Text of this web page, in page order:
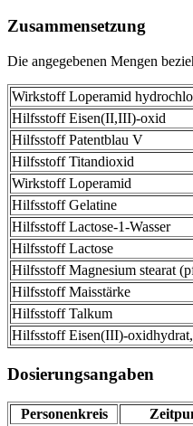
Zusammensetzung
Die angegebenen Mengen
Wirkstoff Loperamid
Hilfsstoff Eisen(II,III)-oxid
Hilfsstoff Patentblau V
Hilfsstoff Titandioxid
Wirkstoff Loperamid
Hilfsstoff Gelatine
Hilfsstoff Lactose-1-Wasser
Hilfsstoff Lactose
Hilfsstoff Magnesium stearat
Hilfsstoff Maisstärke
Hilfsstoff Talkum
Hilfsstoff Eisen(III)-
Dosierungsangaben
Personenkreis